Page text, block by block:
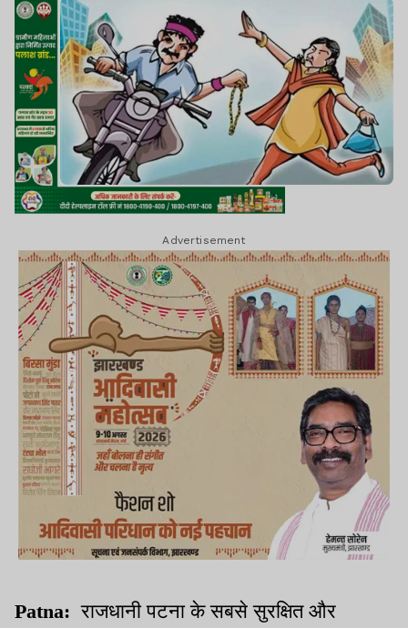
Advertisement
Patna: राजधानी पटना के सबसे सुरक्षित और